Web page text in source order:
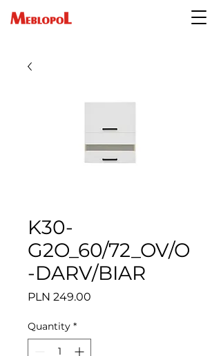
K30-
G2O_60/72_OV/O
-DARV/BIAR
PLN 249.00
Quantity *